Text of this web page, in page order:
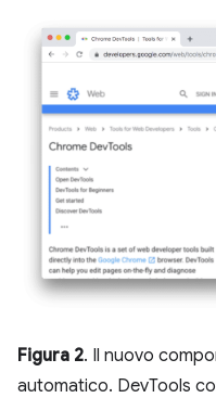
Figura 2. Il nuovo
automatico. DevTools